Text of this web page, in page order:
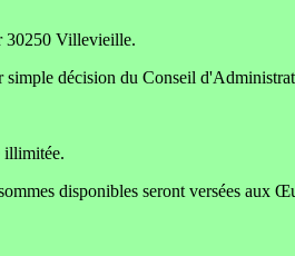
30250 Villevieille.
simple décision du Conseil
illimitée.
disponibles seront versées aux